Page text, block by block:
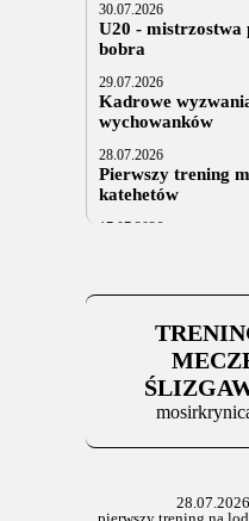
30.07.2026
U20 - mistrzostwa
bobra
29.07.2026
Kadrowe
wychowanków
28.07.2026
Pierwszy trening
katehetów
17.07.2026
U20: z kraju i z
Za trzy tygodnie
06.07.2025
Stowarzyszenie po